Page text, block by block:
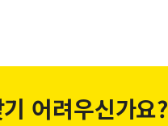
어려우신가요?